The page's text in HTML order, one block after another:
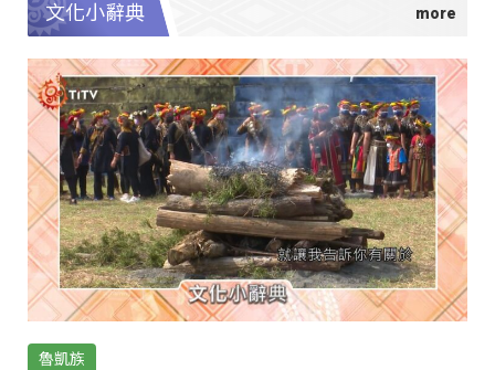
文化小辭典
魯凱族